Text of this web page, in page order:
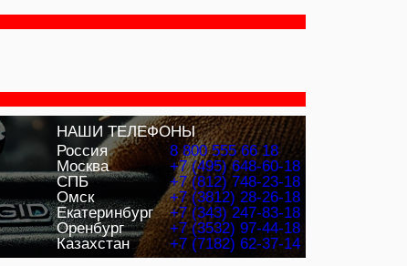
НАШИ ТЕЛЕФОНЫ
Россия
8 800 555 66 18
Москва
+7 (495) 648-60-18
СПБ
+7 (812) 748-23-18
Омск
+7 (3812) 28-26-18
Екатеринбург
+7 (343) 247-83-18
Оренбург
+7 (3532) 97-44-18
Казахстан
+7 (7182) 62-37-14